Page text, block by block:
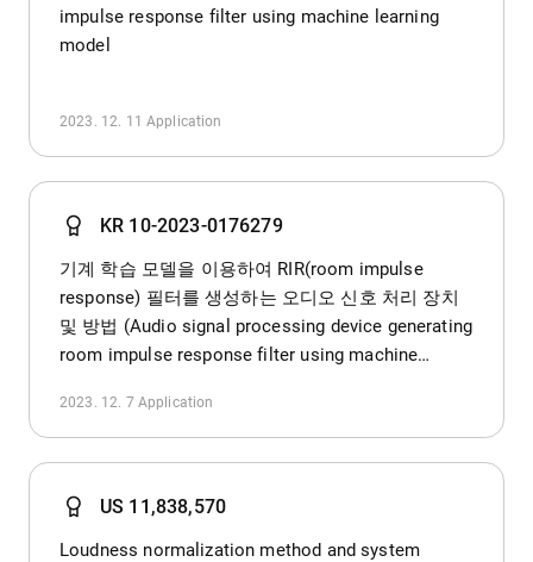
impulse response filter using machine learning
model
2023. 12. 11 Application
KR 10-2023-0176279
기계 학습 모델을 이용하여 RIR(room impulse
response) 필터를 생성하는 오디오 신호 처리 장치
및 방법 (Audio signal processing device generating
room impulse response filter using machine
2023. 12. 7 Application
US 11,838,570
Loudness normalization method and system